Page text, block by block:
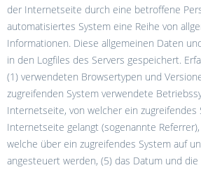
der Internetseite durch eine betroffene
automatisiertes System eine Reihe von
Informationen. Diese allgemeinen Daten
in den Logfiles des Servers gespeichert.
(1) verwendeten Browsertypen und
zugreifenden System verwendete
Internetseite, von welcher ein zugreifendes
Internetseite gelangt (sogenannte
welche über ein zugreifendes System auf
angesteuert werden, (5) das Datum und